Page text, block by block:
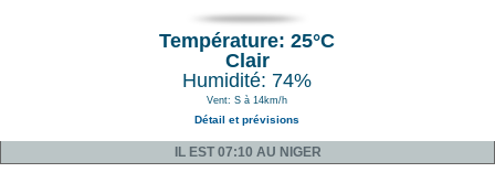
Température: 25°C
Clair
Humidité: 74%
Vent: S à 14km/h
Détail et prévisions
IL EST 07:10 AU NIGER